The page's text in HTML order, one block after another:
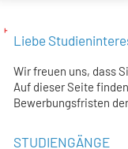
Liebe
Wir freuen uns, dass
Auf dieser Seite
Bewerbungsfristen
STUDIENGÄNGE